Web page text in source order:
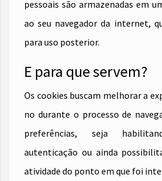
pessoais são armazenadas em
ao seu navegador da internet,
para uso posterior.
E para que servem?
Os cookies buscam melhorar a
no durante o processo de
preferências, seja
autenticação ou ainda
atividade do ponto em que foi